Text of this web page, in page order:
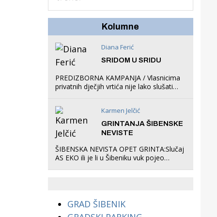
organizirao dječje
Kolumne
Diana Ferić
SRIDOM U SRIDU
PREDIZBORNA KAMPANJA / Vlasnicima
privatnih dječjih vrtića nije lako slušati
što oni rade u Šibeniku ne postoji
Karmen Jelčić
GRINTANJA ŠIBENSKE
NEVISTE
ŠIBENSKA NEVISTA OPET GRINTA:Slučaj
AS EKO ili je li u Šibeniku vuk pojeo
GRAD ŠIBENIK